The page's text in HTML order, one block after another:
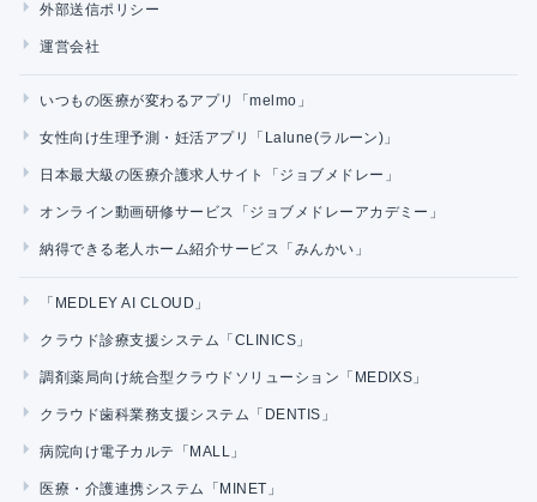
外部送信ポリシー
運営会社
いつもの医療が変わるアプリ「melmo」
女性向け生理予測・妊活アプリ「Lalune(ラルーン)」
日本最大級の医療介護求人サイト「ジョブメドレー」
オンライン動画研修サービス「ジョブメドレーアカデミー」
納得できる老人ホーム紹介サービス「みんかい」
「MEDLEY AI CLOUD」
クラウド診療支援システム「CLINICS」
調剤薬局向け統合型クラウドソリューション「MEDIXS」
クラウド歯科業務支援システム「DENTIS」
病院向け電子カルテ「MALL」
医療・介護連携システム「MINET」